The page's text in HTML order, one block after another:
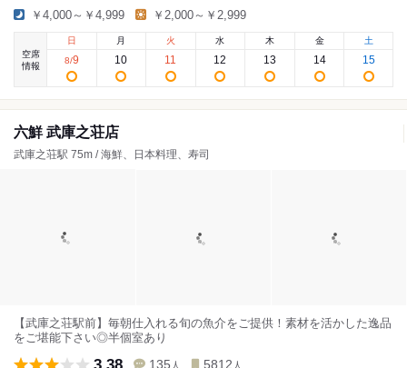
￥4,000～￥4,999 ￥2,000～￥2,999
空席
情報
日
8/9
月
10
火
11
水
12
木
13
金
14
土
15
六鮮 武庫之荘店
武庫之荘駅 75m / 海鮮、日本料理、寿司
【武庫之荘駅前】毎朝仕入れる旬の魚介をご提供！素材を活かした逸品
をご堪能下さい◎半個室あり
135 人 5812 人